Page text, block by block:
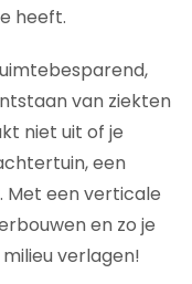
heeft.
van ziekten
niet uit of je
een
Met een verticale
en zo je
verlagen!